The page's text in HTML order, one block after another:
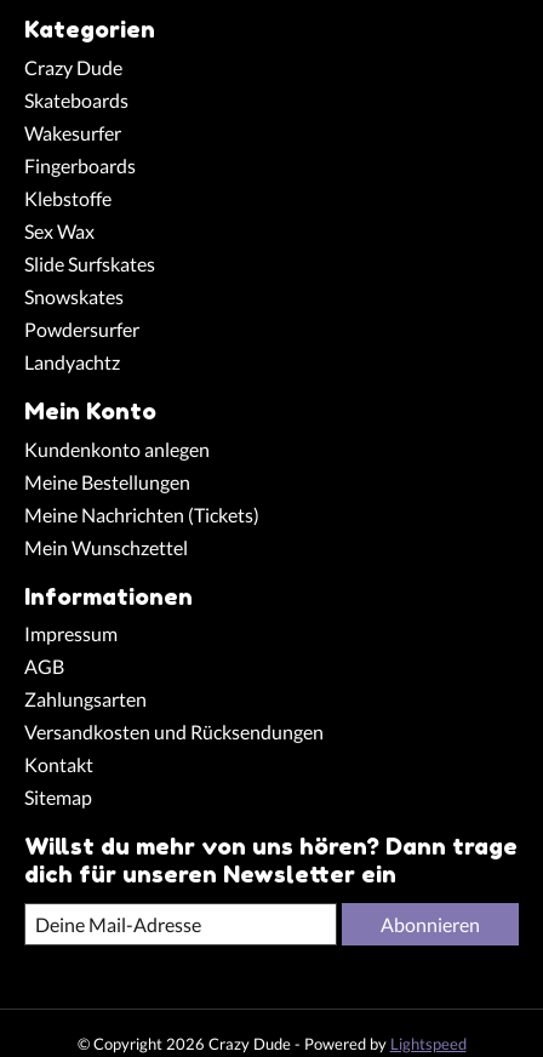
Kategorien
Crazy Dude
Skateboards
Wakesurfer
Fingerboards
Klebstoffe
Sex Wax
Slide Surfskates
Snowskates
Powdersurfer
Landyachtz
Mein Konto
Kundenkonto anlegen
Meine Bestellungen
Meine Nachrichten (Tickets)
Mein Wunschzettel
Informationen
Impressum
AGB
Zahlungsarten
Versandkosten und Rücksendungen
Kontakt
Sitemap
Willst du mehr von uns hören? Dann trage
dich für unseren Newsletter ein
Abonnieren
© Copyright 2026 Crazy Dude - Powered by Lightspeed